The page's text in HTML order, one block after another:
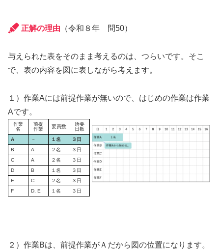
正解の理由 （令和８年 問50）
与えられた表をそのまま考えるのは、つらいです。そこ
で、表の内容を図に表しながら考えます。
１）作業Aには前提作業が無いので、はじめの作業は作業
Aです。
作業
名
前提
作業
要員数
所要
日数
A
－ １名
３日
B
A ２名
３日
C
A ２名
３日
D
B １名
３日
E
C ２名
３日
F
D, E １名 ３日
２）作業Bは、前提作業がＡだから図の位置になります。